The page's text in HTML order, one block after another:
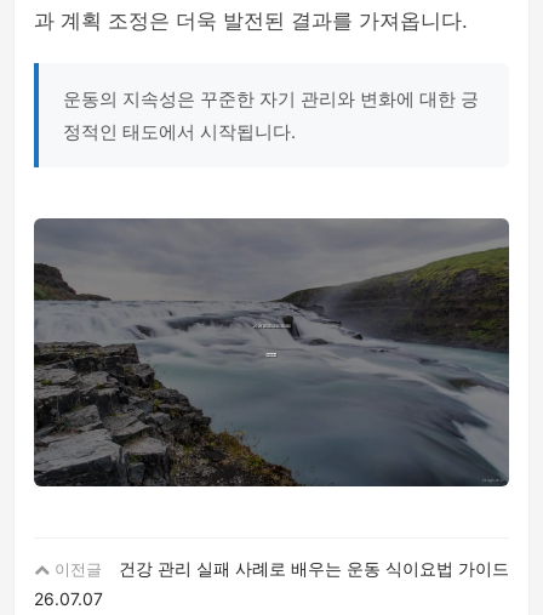
과 계획 조정은 더욱 발전된 결과를 가져옵니다.
운동의 지속성은 꾸준한 자기 관리와 변화에 대한 긍
정적인 태도에서 시작됩니다.
이전글
건강 관리 실패 사례로 배우는 운동 식이요법 가이드
26.07.07